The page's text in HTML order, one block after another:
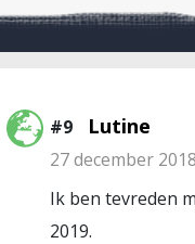
#9 Lutine
27 december
Ik ben tevreden
2019.